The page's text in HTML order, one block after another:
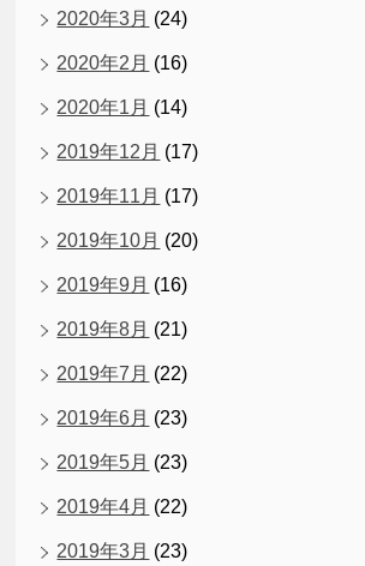
2020年3月 (24)
2020年2月 (16)
2020年1月 (14)
2019年12月 (17)
2019年11月 (17)
2019年10月 (20)
2019年9月 (16)
2019年8月 (21)
2019年7月 (22)
2019年6月 (23)
2019年5月 (23)
2019年4月 (22)
2019年3月 (23)